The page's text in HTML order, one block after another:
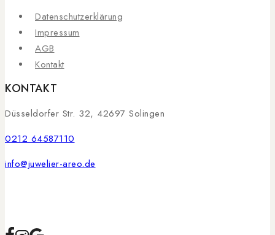
Datenschutzerklärung
Impressum
AGB
Kontakt
KONTAKT
Düsseldorfer Str. 32, 42697 Solingen
0212 64587110
info@juwelier-areo.de